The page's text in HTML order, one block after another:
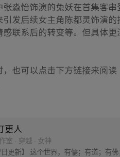
张淼怡饰演的兔妖在首集客
引发后续女主角陈都灵饰演
感联系后的转变等。但具体
也可以点击下方链接来阅读
更人
室 · 穿越 · 女神
/日更新】 这个世界，有儒；有道；有